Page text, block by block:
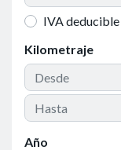
IVA deducible
Kilometraje
Año